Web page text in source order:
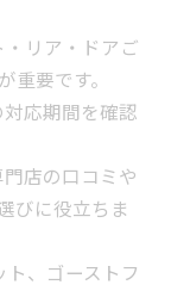
・リア・ドアご
要です。
応期間を確認
店の口コミや
びに役立ちま
ト、ゴーストフ